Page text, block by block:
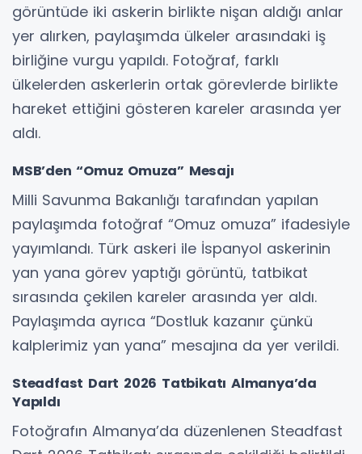
görüntüde iki askerin birlikte nişan aldığı anlar
yer alırken, paylaşımda ülkeler arasındaki iş
birliğine vurgu yapıldı. Fotoğraf, farklı
ülkelerden askerlerin ortak görevlerde birlikte
hareket ettiğini gösteren kareler arasında yer
aldı.
MSB’den “Omuz Omuza” Mesajı
Milli Savunma Bakanlığı tarafından yapılan
paylaşımda fotoğraf “Omuz omuza” ifadesiyle
yayımlandı. Türk askeri ile İspanyol askerinin
yan yana görev yaptığı görüntü, tatbikat
sırasında çekilen kareler arasında yer aldı.
Paylaşımda ayrıca “Dostluk kazanır çünkü
kalplerimiz yan yana” mesajına da yer verildi.
Steadfast Dart 2026 Tatbikatı Almanya’da
Yapıldı
Fotoğrafın Almanya’da düzenlenen Steadfast